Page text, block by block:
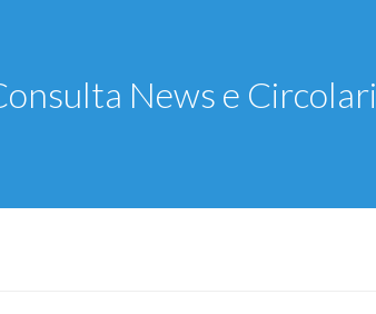
News e Circolari